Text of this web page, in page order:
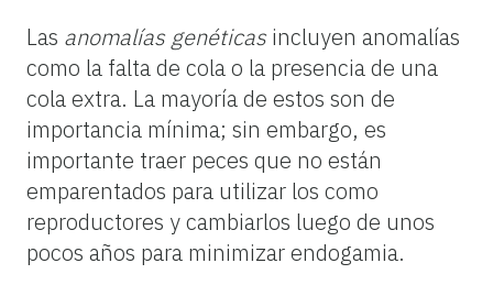
Las anomalías genéticas incluyen anomalías
como la falta de cola o la presencia de una
cola extra. La mayoría de estos son de
importancia mínima; sin embargo, es
importante traer peces que no están
emparentados para utilizar los como
reproductores y cambiarlos luego de unos
pocos años para minimizar endogamia.